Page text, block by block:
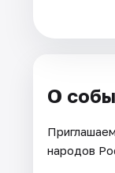
О
народов